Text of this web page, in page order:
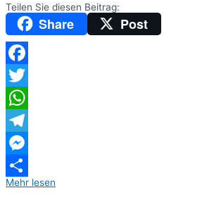
Teilen Sie diesen Beitrag:
Share Post
Facebook
Twitter
WhatsApp
Telegram
Messenger
Teilen
Mehr lesen